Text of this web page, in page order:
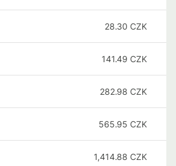
28.30 CZK
141.49 CZK
282.98 CZK
565.95 CZK
1,414.88 CZK